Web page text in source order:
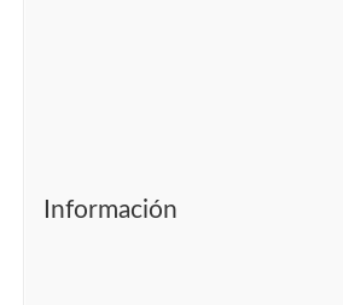
Información